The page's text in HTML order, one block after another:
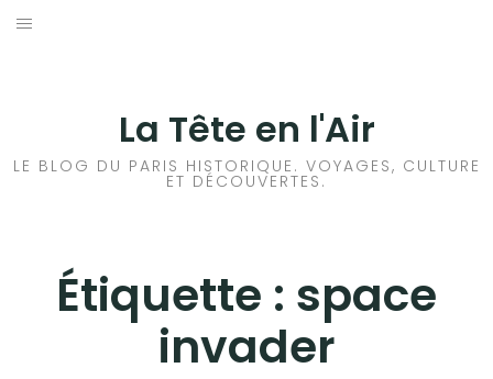
Aller
La Tête en l'Air
LE BLOG DU PARIS HISTORIQUE. VOYAGES, CULTURE
ET DÉCOUVERTES.
Étiquette : space
invader
HISTOIRES EN ILE DE FRANCE
VOYAGES À L’ÉTRANGER